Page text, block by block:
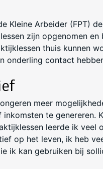
Kleine Arbeider (FPT)
zijn opgenomen
thuis kunnen
onderling contact
meer
te genereren.
leerde ik veel
op het leven, ik heb
ik kan gebruiken bij